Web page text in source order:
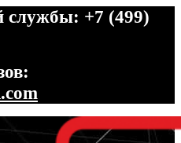
службы: +7 (499)